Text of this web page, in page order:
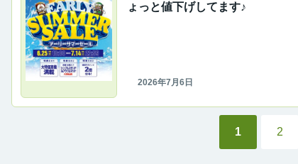
ょっと値下げしてます♪
2026年7月6日
1 2